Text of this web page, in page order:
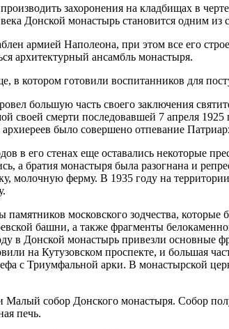
захоронения на кладбищах в
Донской монастырь становится одним
армией Наполеона, при этом все его
архитектурный ансамбль монастыря.
в котором готовили воспитанников для
большую часть своего заключения
своей смерти последовавшей 7 апреля
было совершено отпевание
в его стенах еще оставались некоторые
а братия монастыря была разогнана и
молочную ферму. В 1935 году на
московского зодчества,
башни, а также фрагменты
в Донской монастырь привезли основные
на Кутузовском проспекте, и большая
с Триумфальной арки. В монастырской
Малый собор Донского монастыря. Собор
печь.